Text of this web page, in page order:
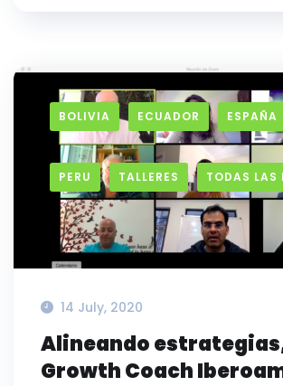
BOLIVIA ECUADOR ESPAÑA
PERU TALLERES TODAS LAS
14 July, 2020
Alineando
Growth Coach